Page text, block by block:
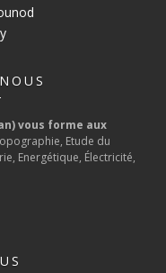
vous forme aux
Etude du
Energétique, Électricité,